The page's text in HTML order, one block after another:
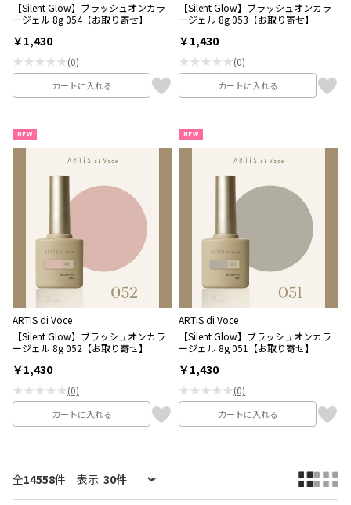
【Silent Glow】ブラッシュオンカラ
ージェル 8g 054【お取り寄せ】
￥1,430
★★★★★(0)
カートに入れる
【Silent Glow】ブラッシュオンカラ
ージェル 8g 053【お取り寄せ】
￥1,430
★★★★★(0)
カートに入れる
NEW
ARTIS di Voce
【Silent Glow】ブラッシュオンカラ
ージェル 8g 052【お取り寄せ】
￥1,430
★★★★★(0)
カートに入れる
NEW
ARTIS di Voce
【Silent Glow】ブラッシュオンカラ
ージェル 8g 051【お取り寄せ】
￥1,430
★★★★★(0)
カートに入れる
全14558件 表示